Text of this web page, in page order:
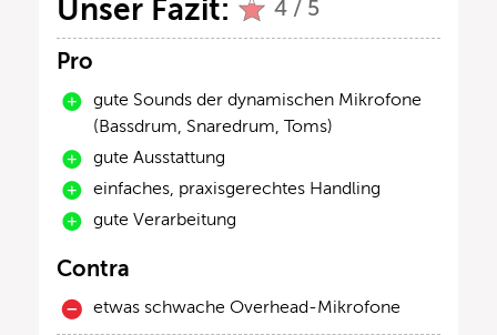
Unser Fazit: 4 / 5
Pro
gute Sounds der dynamischen Mikrofone
(Bassdrum, Snaredrum, Toms)
gute Ausstattung
einfaches, praxisgerechtes Handling
gute Verarbeitung
Contra
etwas schwache Overhead-Mikrofone